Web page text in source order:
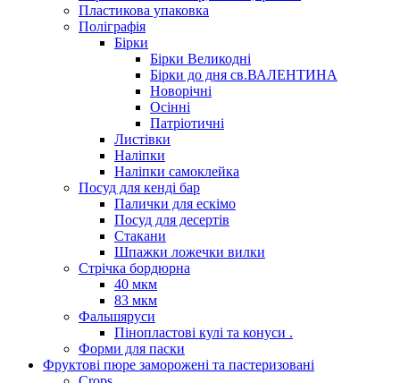
Пластикова упаковка
Поліграфія
Бірки
Бірки Великодні
Бірки до дня св.ВАЛЕНТИНА
Новорічні
Осінні
Патріотичні
Листівки
Наліпки
Наліпки самоклейка
Посуд для кенді бар
Палички для ескімо
Посуд для десертів
Стакани
Шпажки ложечки вилки
Стрічка бордюрна
40 мкм
83 мкм
Фальшяруси
Пінопластові кулі та конуси .
Форми для паски
Фруктові пюре заморожені та пастеризовані